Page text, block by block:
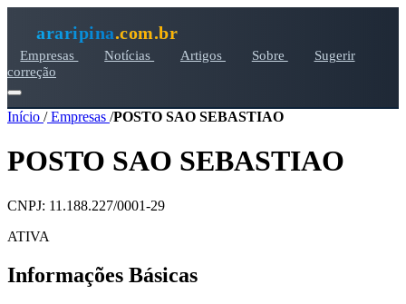
araripina.com.br
Empresas Notícias Artigos Sobre
Sugerir
correção
Início /Empresas /POSTO SAO SEBASTIAO
POSTO SAO SEBASTIAO
CNPJ: 11.188.227/0001-29
ATIVA
Informações Básicas